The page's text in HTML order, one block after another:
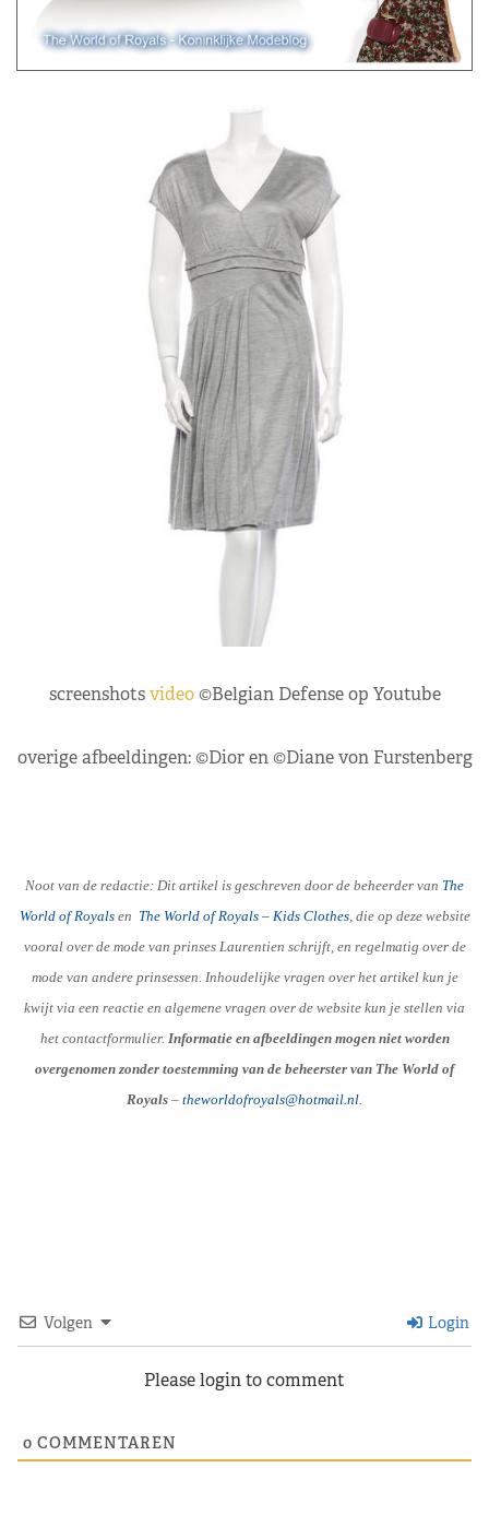
screenshotsvideo©Belgian Defense op Youtube
overige afbeeldingen: ©Dior en ©Diane von Furstenberg
Noot van de redactie: Dit artikel is geschreven door de beheerder van The
World of Royalsen The World of Royals – Kids Clothes, die op deze website
vooral over de mode van prinses Laurentien schrijft, en regelmatig over de
mode van andere prinsessen. Inhoudelijke vragen over het artikel kun je
kwijt via een reactie en algemene vragen over de website kun je stellen via
het contactformulier. Informatie en afbeeldingen mogen niet worden
overgenomen zonder toestemming van de beheerster van The World of
Royals – theworldofroyals@hotmail.nl.
Volgen Login
Please login to comment
0 COMMENTAREN